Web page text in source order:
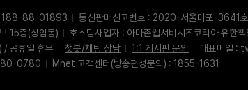
: 188-88-01893
통신판매신고번호 : 2020-서울마포-3641호
15층(상암동)
호스팅사업자 : 아마존웹서비시즈코리아 유한책
공휴일 휴무
챗봇/채팅 상담 1:1 게시판 문의 대표메일 :
080-0780
Mnet 고객센터(방송편성문의) : 1855-1631